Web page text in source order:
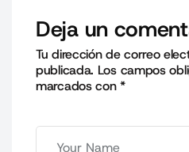
Deja un
Tu dirección de correo
publicada. Los campos
marcados con*